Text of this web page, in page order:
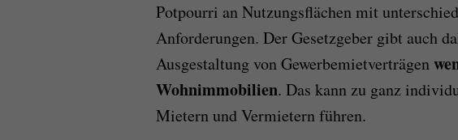
Potpourri an Nutzungsflächen mit
Anforderungen. Der Gesetzgeber gibt auch
Ausgestaltung von Gewerbemietverträgen
Wohnimmobilien. Das kann zu ganz
Mietern und Vermietern führen.